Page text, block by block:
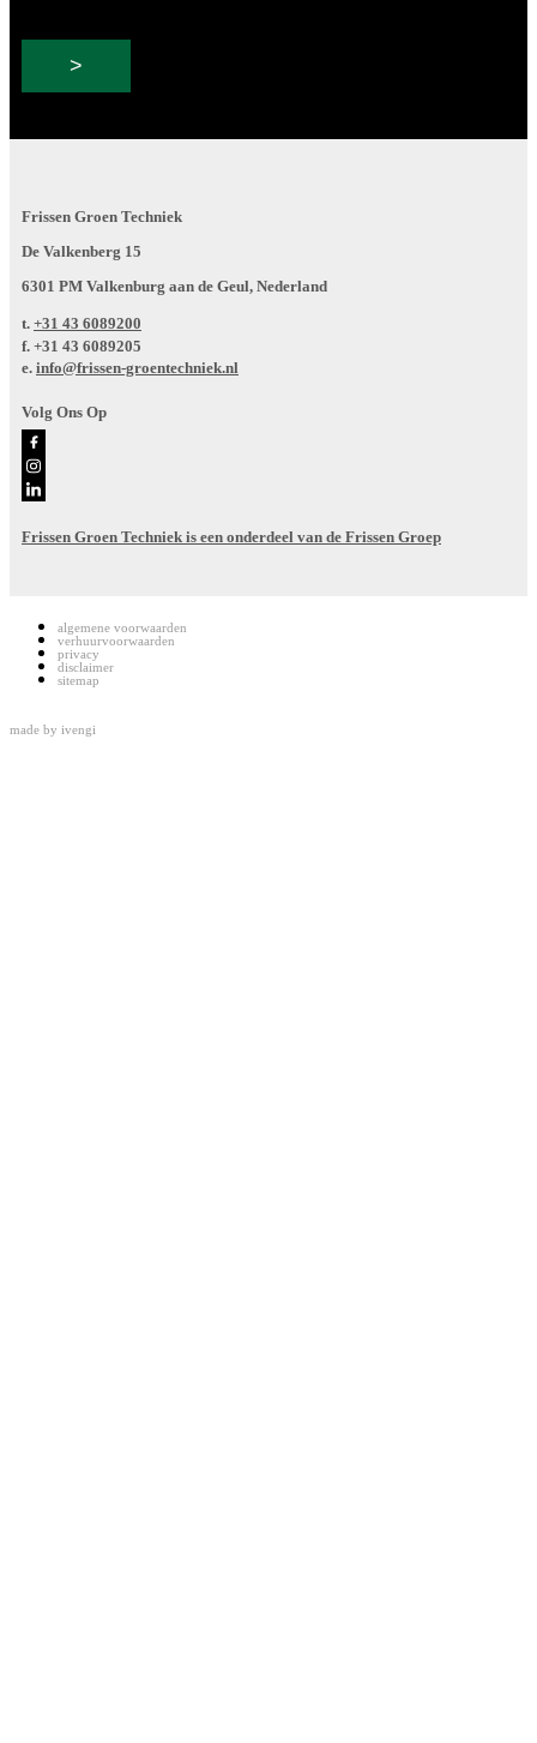
Frissen Groen Techniek
De Valkenberg 15
6301 PM Valkenburg aan de Geul, Nederland
t. +31 43 6089200
f. +31 43 6089205
e. info@frissen-groentechniek.nl
Volg Ons Op
Frissen Groen Techniek is een onderdeel van de Frissen Groep
algemene voorwaarden
verhuurvoorwaarden
privacy
disclaimer
sitemap
made by ivengi